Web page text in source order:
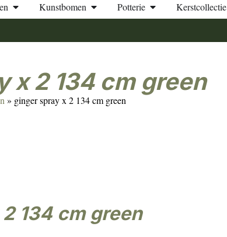
Kunstbomen Potterie Kerstcollectie
x 2 134 cm green
» ginger spray x 2 134 cm green
134 cm green